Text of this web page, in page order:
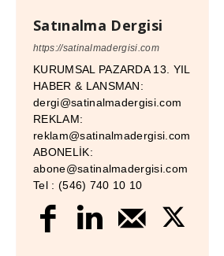
Satınalma Dergisi
https://satinalmadergisi.com
KURUMSAL PAZARDA 13. YIL
HABER & LANSMAN:
dergi@satinalmadergisi.com
REKLAM:
reklam@satinalmadergisi.com
ABONELİK:
abone@satinalmadergisi.com
Tel : (546) 740 10 10